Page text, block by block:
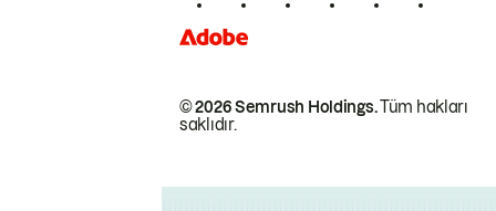
© 2026 Semrush Holdings.Tüm hakları
saklıdır.